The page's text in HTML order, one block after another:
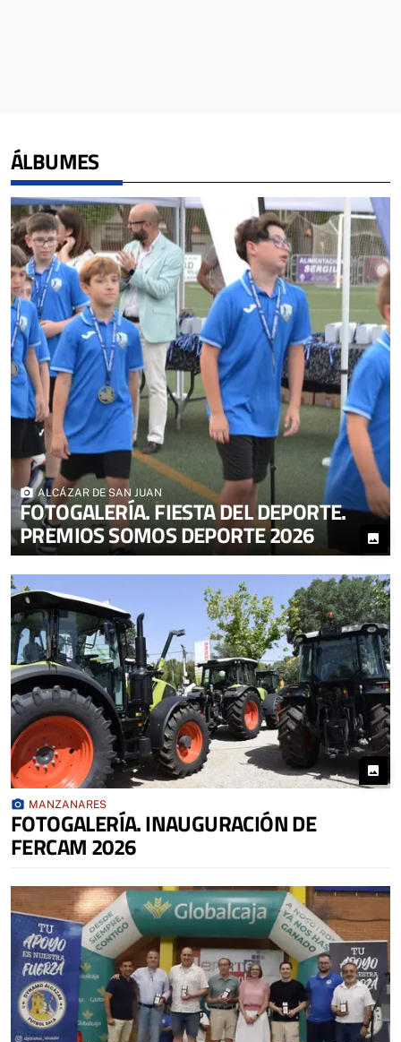
ÁLBUMES
photo
photo_camera ALCÁZAR DE SAN JUAN
FOTOGALERÍA. FIESTA DEL DEPORTE.
PREMIOS SOMOS DEPORTE 2026
photo
photo_camera MANZANARES
FOTOGALERÍA. INAUGURACIÓN DE
FERCAM 2026